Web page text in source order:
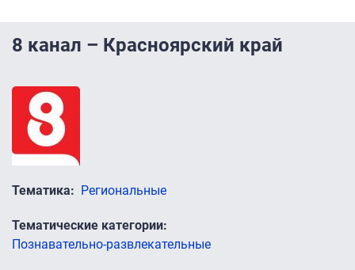
8 канал – Красноярский край
Тематика Региональные
Тематические категории
Познавательно-развлекательные